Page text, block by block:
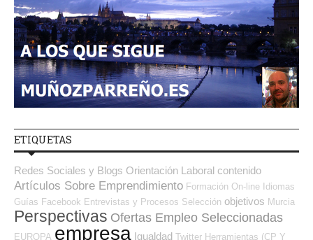
ETIQUETAS
Redes Sociales y Blogs Orientación Laboral contenido
Artículos Sobre Emprendimiento Formación On-line Idiomas
Guías Facebook Entrevistas y Procesos Selección objetivos Murcia
Perspectivas Ofertas Empleo Seleccionadas
EUROPA empresa Igualdad Twitter Herramientas (CP Y